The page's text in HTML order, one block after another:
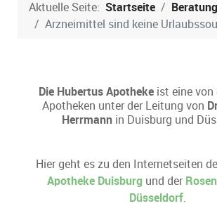
Aktuelle Seite: Startseite
Beratung
Arzneimittel sind keine
Die Hubertus Apothekeist eine von
Apotheken unter der Leitung von
Herrmannin Duisburg und
Hier geht es zu den Internetseiten
Apotheke Duisburg und der
Düsseldorf.